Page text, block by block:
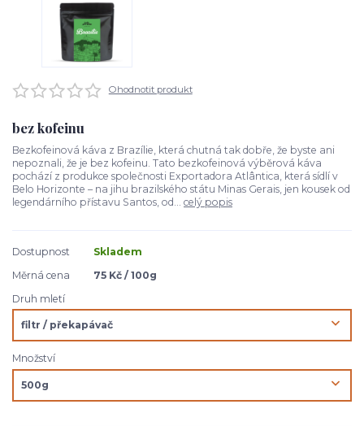
Ohodnotit produkt
bez kofeinu
Bezkofeinová káva z Brazílie, která chutná tak dobře, že byste ani
nepoznali, že je bez kofeinu. Tato bezkofeinová výběrová káva
pochází z produkce společnosti Exportadora Atlântica, která sídlí v
Belo Horizonte – na jihu brazilského státu Minas Gerais, jen kousek od
legendárního přístavu Santos, od... celý popis
Dostupnost
Skladem
Měrná cena
75 Kč / 100g
Druh mletí
Množství